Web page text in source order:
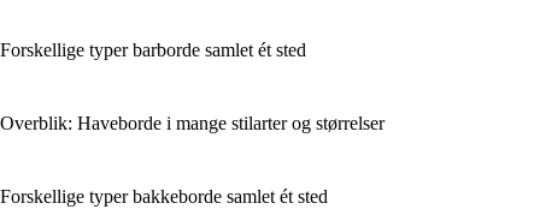
Forskellige typer barborde samlet ét sted
Overblik: Haveborde i mange stilarter og størrelser
Forskellige typer bakkeborde samlet ét sted